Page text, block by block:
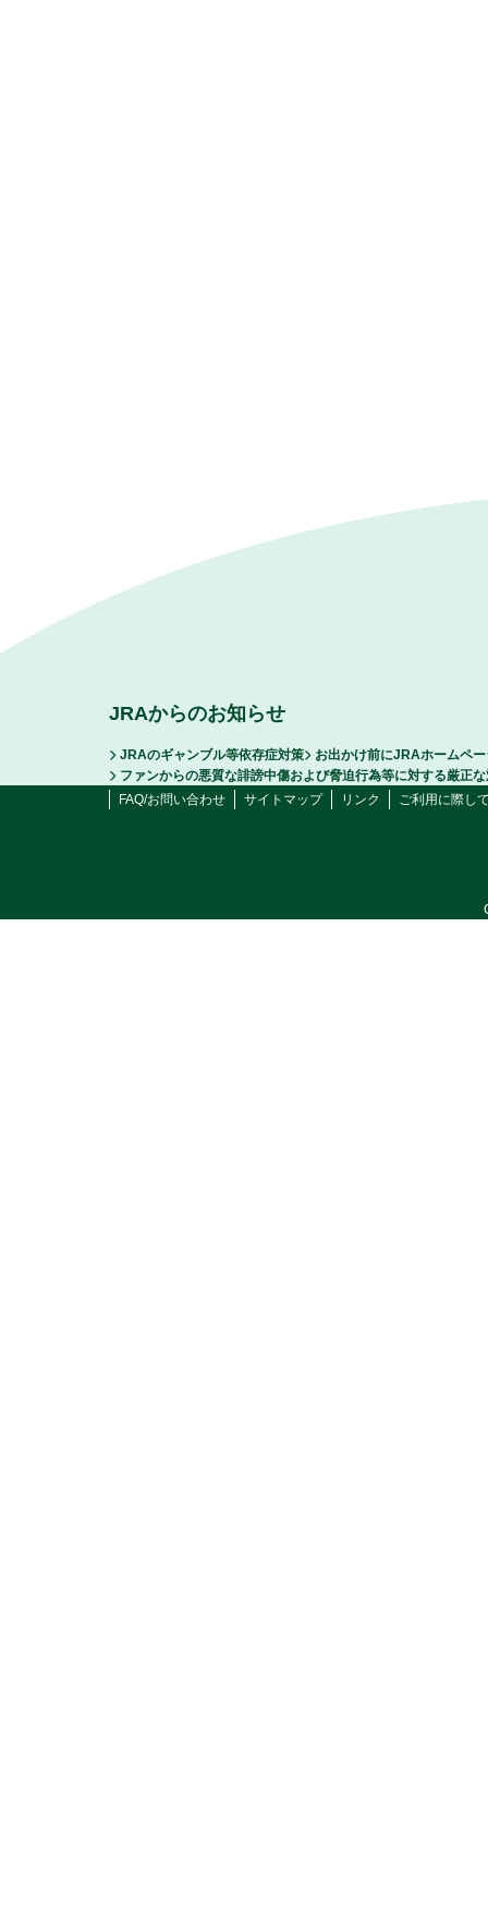
JRAからのお知らせ
JRAのギャンブル等依存症対策
お出かけ前にJRAホームペ
ファンからの悪質な誹謗中傷および脅迫行為等に対する厳正
FAQ/お問い合わせ
サイトマップ リンク ご利用に際し